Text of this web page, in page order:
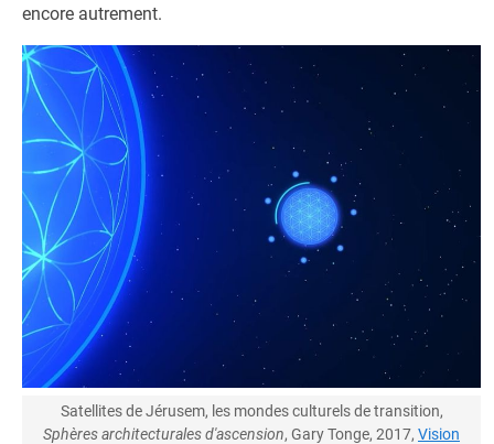
encore autrement.
Satellites de Jérusem, les mondes culturels de transition,
Sphères architecturales d'ascension, Gary Tonge, 2017, Vision